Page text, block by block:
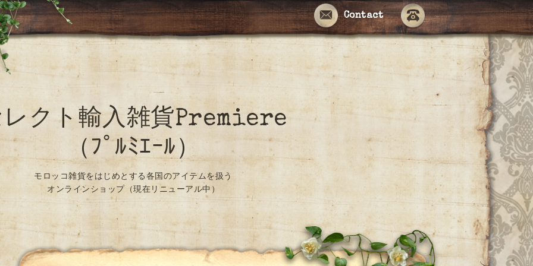
Contact
レクト輸入雑貨Premiere
（ﾌﾟﾙﾐｴｰﾙ）
モロッコ雑貨をはじめとする各国のアイテムを扱う
オンラインショップ（現在リニューアル中）